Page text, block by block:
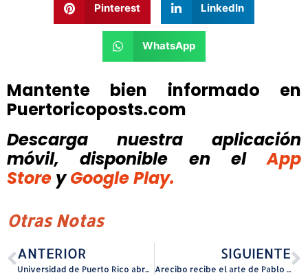
Pinterest LinkedIn
WhatsApp
Mantente bien informado en
Puertoricoposts.com
Descarga nuestra aplicación
móvil, disponible
en el
App
Store y Google Play.
Otras Notas
ANTERIOR
Universidad de Puerto Rico abre convocatoria de becas del Fondo Dotal General para estudiantes subgraduados
SIGUIENTE
Arecibo recibe el arte de Pablo Picasso en una exhibición sin igual